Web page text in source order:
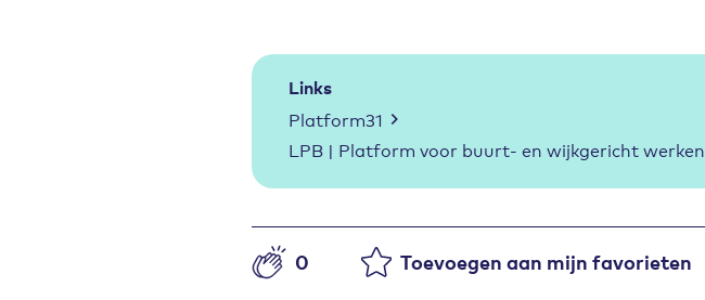
Links
Platform31
LPB | Platform voor buurt- en wijkgericht werken
Aantal likes
0 Toevoegen aan mijn favorieten